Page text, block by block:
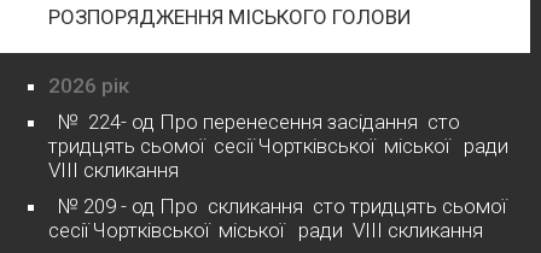
РОЗПОРЯДЖЕННЯ МІСЬКОГО ГОЛОВИ
2026 рік
№ 224- од Про перенесення засідання сто
тридцять сьомої сесії Чортківської міської ради
VІІІ скликання
№ 209 - од Про скликання сто тридцять сьомої
сесії Чортківської міської ради VІІІ скликання